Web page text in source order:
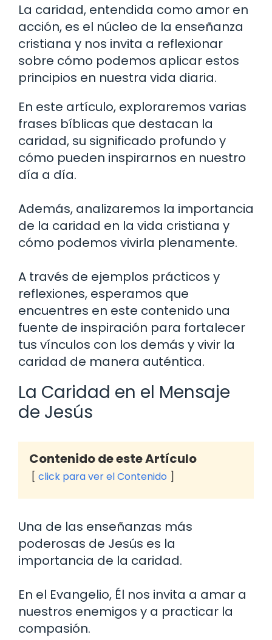
La caridad, entendida como amor en
acción, es el núcleo de la enseñanza
cristiana y nos invita a reflexionar
sobre cómo podemos aplicar estos
principios en nuestra vida diaria.
En este artículo, exploraremos varias
frases bíblicas que destacan la
caridad, su significado profundo y
cómo pueden inspirarnos en nuestro
día a día.
Además, analizaremos la importancia
de la caridad en la vida cristiana y
cómo podemos vivirla plenamente.
A través de ejemplos prácticos y
reflexiones, esperamos que
encuentres en este contenido una
fuente de inspiración para fortalecer
tus vínculos con los demás y vivir la
caridad de manera auténtica.
La Caridad en el Mensaje
de Jesús
Contenido de este Artículo
click para ver el Contenido
Una de las enseñanzas más
poderosas de Jesús es la
importancia de la caridad.
En el Evangelio, Él nos invita a amar a
nuestros enemigos y a practicar la
compasión.